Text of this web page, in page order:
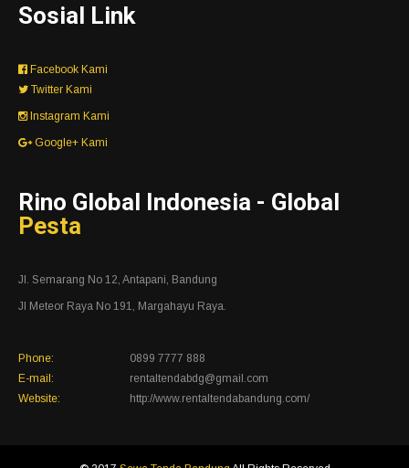
Sosial Link
Facebook Kami
Twitter Kami
Instagram Kami
Google+ Kami
Rino Global Indonesia - Global
Pesta
Jl. Semarang No 12, Antapani, Bandung
Jl Meteor Raya No 191, Margahayu Raya.
Phone:
0899 7777 888
E-mail:
rentaltendabdg@gmail.com
Website:
http://www.rentaltendabandung.com/